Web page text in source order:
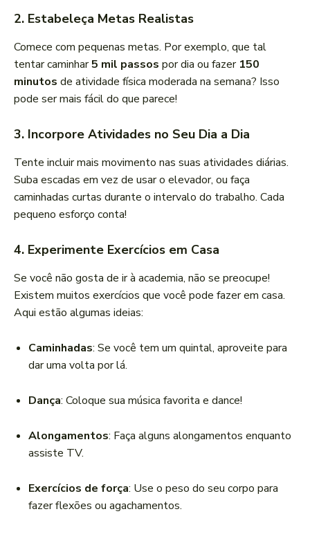
2. Estabeleça Metas Realistas
Comece com pequenas metas. Por exemplo, que tal
tentar caminhar5 mil passos por dia ou fazer 150
minutos de atividade física moderada na semana? Isso
pode ser mais fácil do que parece!
3. Incorpore Atividades no Seu Dia a Dia
Tente incluir mais movimento nas suas atividades diárias.
Suba escadas em vez de usar o elevador, ou faça
caminhadas curtas durante o intervalo do trabalho. Cada
pequeno esforço conta!
4. Experimente Exercícios em Casa
Se você não gosta de ir à academia, não se preocupe!
Existem muitos exercícios que você pode fazer em casa.
Aqui estão algumas ideias:
Caminhadas: Se você tem um quintal, aproveite para
dar uma volta por lá.
Dança: Coloque sua música favorita e dance!
Alongamentos: Faça alguns alongamentos enquanto
assiste TV.
Exercícios de força: Use o peso do seu corpo para
fazer flexões ou agachamentos.